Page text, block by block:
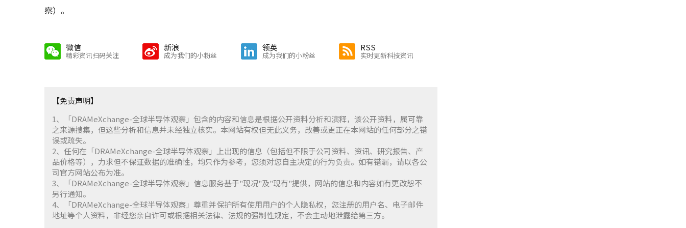
察）。
微信
精彩资讯扫码关注
新浪
成为我们的小粉丝
领英
成为我们的小粉丝
RSS
实时更新科技资讯
【免责声明】
1、「DRAMeXchange-全球半导体观察」包含的内容和信息是根据公开资料分析和演释，该公开资料，属可靠
之来源搜集，但这些分析和信息并未经独立核实。本网站有权但无此义务，改善或更正在本网站的任何部分之错
误或疏失。
2、任何在「DRAMeXchange-全球半导体观察」上出现的信息（包括但不限于公司资料、资讯、研究报告、产
品价格等），力求但不保证数据的准确性，均只作为参考，您须对您自主决定的行为负责。如有错漏，请以各公
司官方网站公布为准。
3、「DRAMeXchange-全球半导体观察」信息服务基于"现况"及"现有"提供，网站的信息和内容如有更改恕不
另行通知。
4、「DRAMeXchange-全球半导体观察」尊重并保护所有使用用户的个人隐私权，您注册的用户名、电子邮件
地址等个人资料，非经您亲自许可或根据相关法律、法规的强制性规定，不会主动地泄露给第三方。